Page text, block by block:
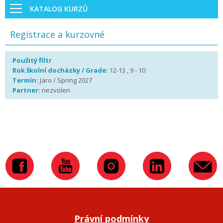
KATALOG KURZŮ
Registrace a kurzovné
Použitý filtr
Rok školní docházky / Grade: 12-13 , 9 - 10
Termín: Jaro / Spring 2027
Partner: nezvolen
Právní podmínky